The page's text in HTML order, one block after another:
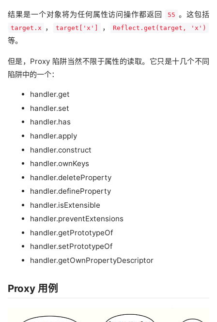
结果是一个对象将为任何属性访问操作都返回 55 。这包括
target.x ， target['x'] ， Reflect.get(target, 'x')
等。
但是，Proxy 陷阱当然不限于属性的读取。它只是十几个不同
陷阱中的一个：
handler.get
handler.set
handler.has
handler.apply
handler.construct
handler.ownKeys
handler.deleteProperty
handler.defineProperty
handler.isExtensible
handler.preventExtensions
handler.getPrototypeOf
handler.setPrototypeOf
handler.getOwnPropertyDescriptor
Proxy 用例